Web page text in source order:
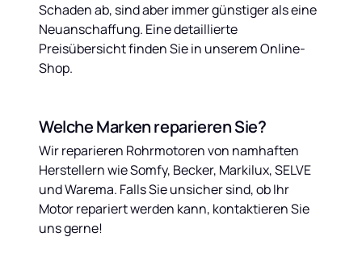
Schaden ab, sind aber immer günstiger als eine
Neuanschaffung. Eine detaillierte
Preisübersicht finden Sie in unserem Online-
Shop.
Welche Marken reparieren Sie?
Wir reparieren Rohrmotoren von namhaften
Herstellern wie Somfy, Becker, Markilux, SELVE
und Warema. Falls Sie unsicher sind, ob Ihr
Motor repariert werden kann, kontaktieren Sie
uns gerne!